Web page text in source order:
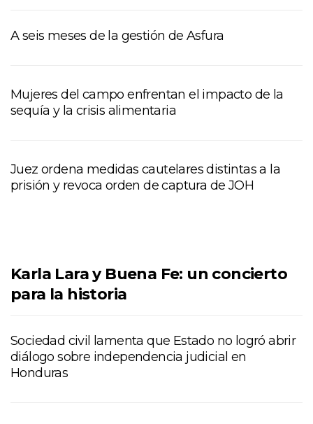
A seis meses de la gestión de Asfura
Mujeres del campo enfrentan el impacto de la
sequía y la crisis alimentaria
Juez ordena medidas cautelares distintas a la
prisión y revoca orden de captura de JOH
Karla Lara y Buena Fe: un concierto
para la historia
Sociedad civil lamenta que Estado no logró abrir
diálogo sobre independencia judicial en
Honduras